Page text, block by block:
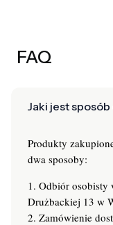
FAQ
Jaki jest
Produkty
dwa sposoby:
1. Odbiór
Drużbackiej 13 w
2. Zamówienie